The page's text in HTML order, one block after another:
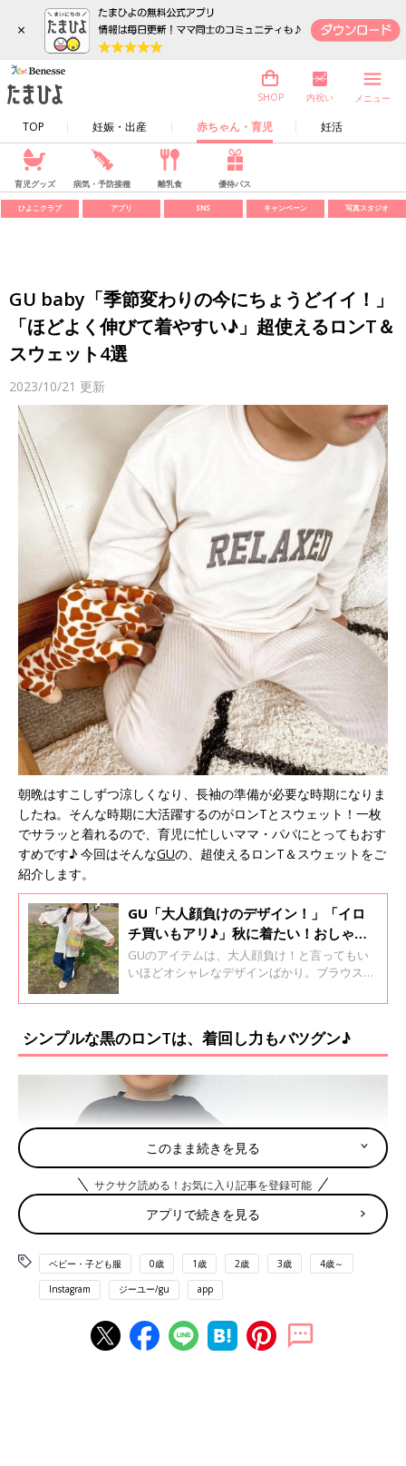
×
TOP 妊娠・出産 赤ちゃん・育児 妊活
SHOP 内祝い メニュー
育児グッズ 病気・予防接種 離乳食 優待パス
ひよこクラブ アプリ SNS キャンペーン 写真スタジオ
GU baby「季節変わりの今にちょうどイイ！」
「ほどよく伸びて着やすい♪」超使えるロンT＆
スウェット4選
2023/10/21 更新
朝晩はすこしずつ涼しくなり、長袖の準備が必要な時期になりま
したね。そんな時期に大活躍するのがロンTとスウェット！一枚
でサラッと着れるので、育児に忙しいママ・パパにとってもおす
すめです♪ 今回はそんなGUの、超使えるロンT＆スウェットをご
紹介します。
GU「大人顔負けのデザイン！」「イロ
チ買いもアリ♪」秋に着たい！おしゃれ
アイテム4選
GUのアイテムは、大人顔負け！と言ってもい
いほどオシャレなデザインばかり。ブラウス・
を押さえつつも、シンプルで使いやすいものが
れアイテムをご紹介します。
シンプルな黒のロンTは、着回し力もバツグン♪
このまま続きを見る
サクサク読める！お気に入り記事を登録可能
アプリで続きを見る
ベビー・子ども服 0歳 1歳 2歳 3歳 4歳～
Instagram ジーユー/gu app